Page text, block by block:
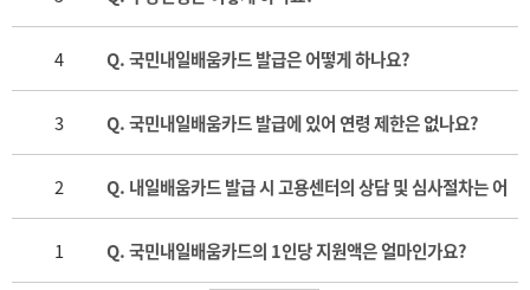
4 Q. 국민내일배움카드 발급은 어떻게 하나요?
3 Q. 국민내일배움카드 발급에 있어 연령 제한은 없나요?
2 Q. 내일배움카드 발급 시 고용센터의 상담 및 심사절차는 어
떻게 되나요?
1 Q. 국민내일배움카드의 1인당 지원액은 얼마인가요?